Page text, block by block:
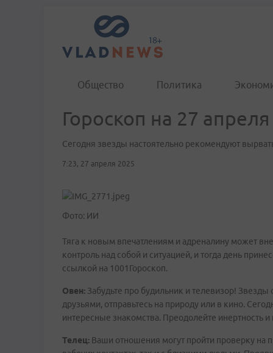
Общество Политика
Гороскоп на 27 апреля
Сегодня звезды настоятельно рекомендуют
7:23, 27 апреля 2025
Фото: ИИ
Тяга к новым впечатлениям и адреналину может
контроль над собой и ситуацией, и тогда день
ссылкой на 1001Гороскоп.
Овен: Забудьте про будильник и телевизор!
друзьями, отправьтесь на природу или в кино.
интересные знакомства. Преодолейте инертность
Телец: Ваши отношения могут пройти проверку на